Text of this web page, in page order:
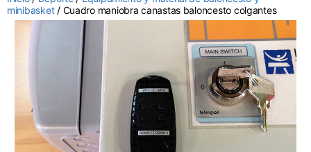
minibasket/ Cuadro maniobra canastas baloncesto colgantes